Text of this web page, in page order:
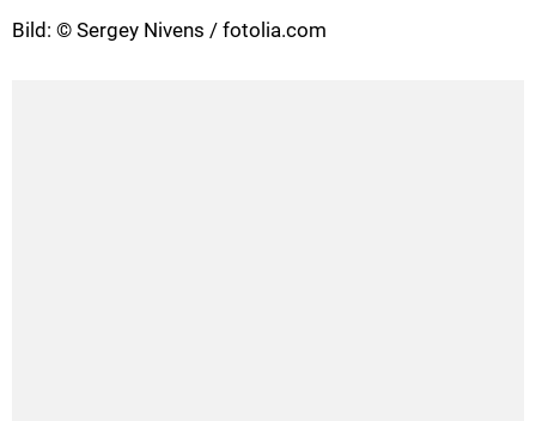
Bild: © Sergey Nivens / fotolia.com